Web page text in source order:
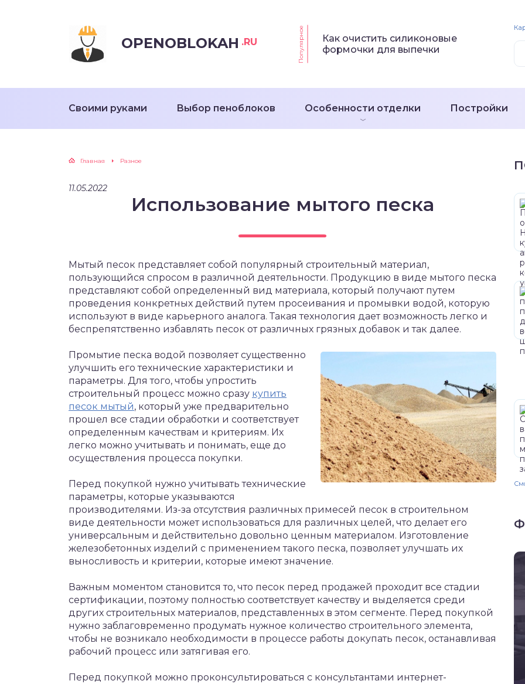
OPENOBLOKAH .RU Популярное
Как очистить силиконовые
формочки для выпечки
Своими руками Выбор пеноблоков Особенности отделки Постройки
Главная Разное
11.05.2022
Использование мытого песка
Мытый песок представляет собой популярный строительный материал,
пользующийся спросом в различной деятельности. Продукцию в виде мытого песка
представляют собой определенный вид материала, который получают путем
проведения конкретных действий путем просеивания и промывки водой, которую
используют в виде карьерного аналога. Такая технология дает возможность легко и
беспрепятственно избавлять песок от различных грязных добавок и так далее.
Промытие песка водой позволяет существенно
улучшить его технические характеристики и
параметры. Для того, чтобы упростить
строительный процесс можно сразу купить
песок мытый, который уже предварительно
прошел все стадии обработки и соответствует
определенным качествам и критериям. Их
легко можно учитывать и понимать, еще до
осуществления процесса покупки.
Перед покупкой нужно учитывать технические
параметры, которые указываются
производителями. Из-за отсутствия различных примесей песок в строительном
виде деятельности может использоваться для различных целей, что делает его
универсальным и действительно довольно ценным материалом. Изготовление
железобетонных изделий с применением такого песка, позволяет улучшать их
выносливость и критерии, которые имеют значение.
Важным моментом становится то, что песок перед продажей проходит все стадии
сертификации, поэтому полностью соответствует качеству и выделяется среди
других строительных материалов, представленных в этом сегменте. Перед покупкой
нужно заблаговременно продумать нужное количество строительного элемента,
чтобы не возникало необходимости в процессе работы докупать песок, останавливая
рабочий процесс или затягивая его.
Перед покупкой можно проконсультироваться с консультантами интернет-